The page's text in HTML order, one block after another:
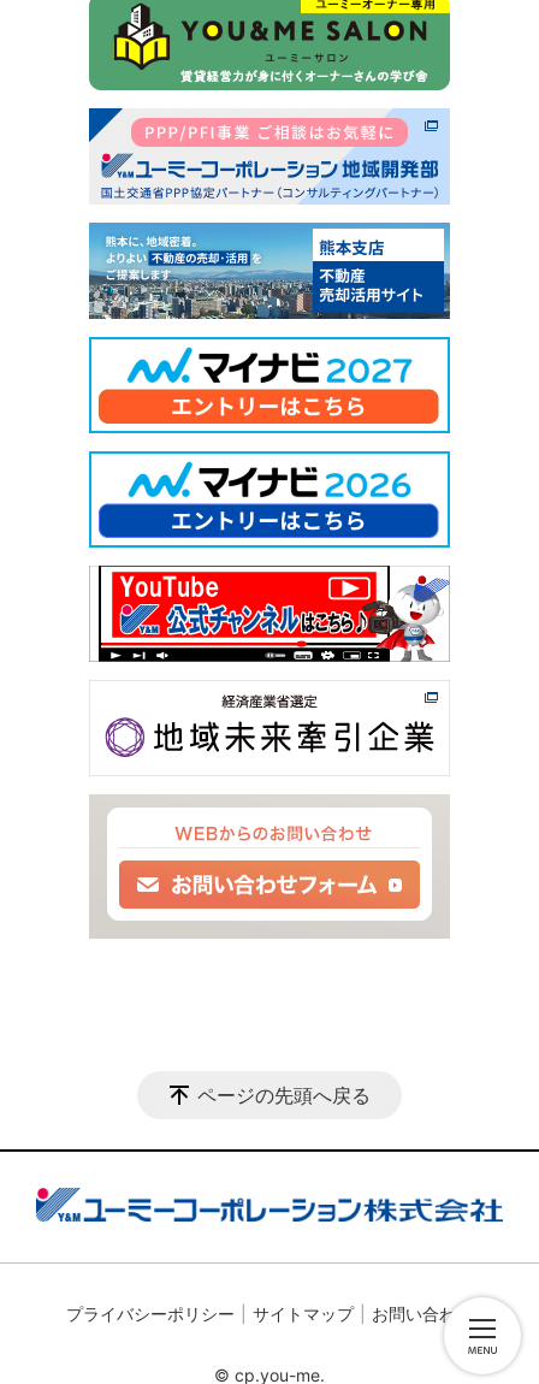
ページの先頭へ戻る
プライバシーポリシー サイトマップ お問い合わせ
© cp.you-me.